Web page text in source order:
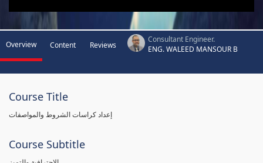
Overview Content Reviews
Consultant Engineer.
ENG. WALEED MANSOUR B
Course Title
إعداد كراسات الشروط والمواصفات
Course Subtitle